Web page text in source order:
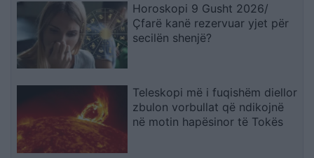
Horoskopi 9 Gusht 2026/
Çfarë kanë rezervuar yjet për
secilën shenjë?
Teleskopi më i fuqishëm diellor
zbulon vorbullat që ndikojnë
në motin hapësinor të Tokës